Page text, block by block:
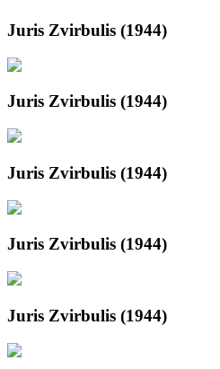
Juris Zvirbulis (1944)
Juris Zvirbulis (1944)
Juris Zvirbulis (1944)
Juris Zvirbulis (1944)
Juris Zvirbulis (1944)